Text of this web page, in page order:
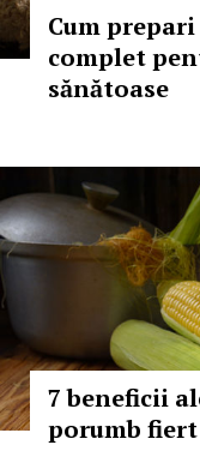
Cum
complet
sănătoase
7 beneficii
porumb